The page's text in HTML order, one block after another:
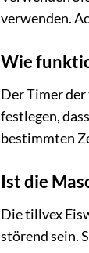
verwenden.
Wie
Der Timer
festlegen,
bestimmten
Ist die
Die tillvex
störend sein.